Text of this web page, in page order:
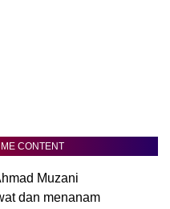
CONTENT
Muzani
dan menanam